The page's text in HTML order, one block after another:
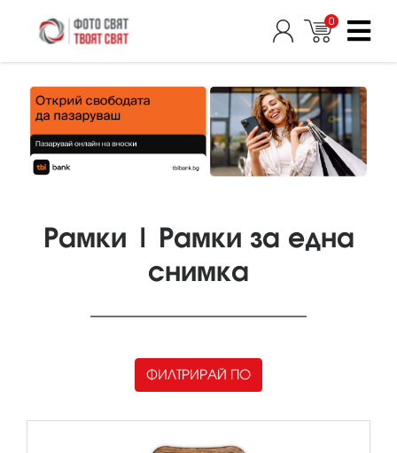
0
Рамки | Рамки за една
снимка
ФИЛТРИРАЙ ПО